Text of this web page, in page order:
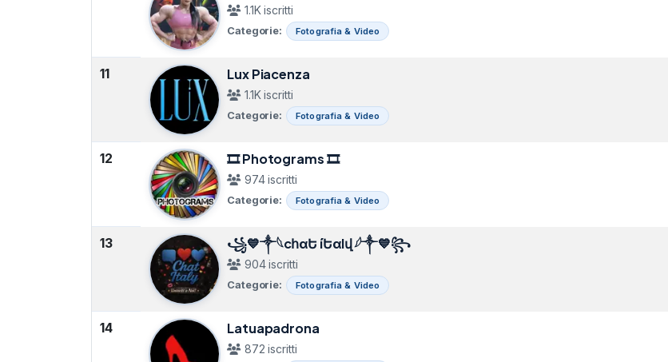
1.1K iscritti
Categorie: Fotografia & Video
11 Lux Piacenza
1.1K iscritti
Categorie: Fotografia & Video
12 🎞 Photograms 🎞
974 iscritti
Categorie: Fotografia & Video
13 ⁣꧁💙༒𓆩cհαԵ íԵαlվ 𓆪༒💙꧂⁣
904 iscritti
Categorie: Fotografia & Video
14 Latuapadrona
872 iscritti